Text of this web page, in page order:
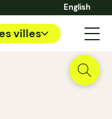
English
villes